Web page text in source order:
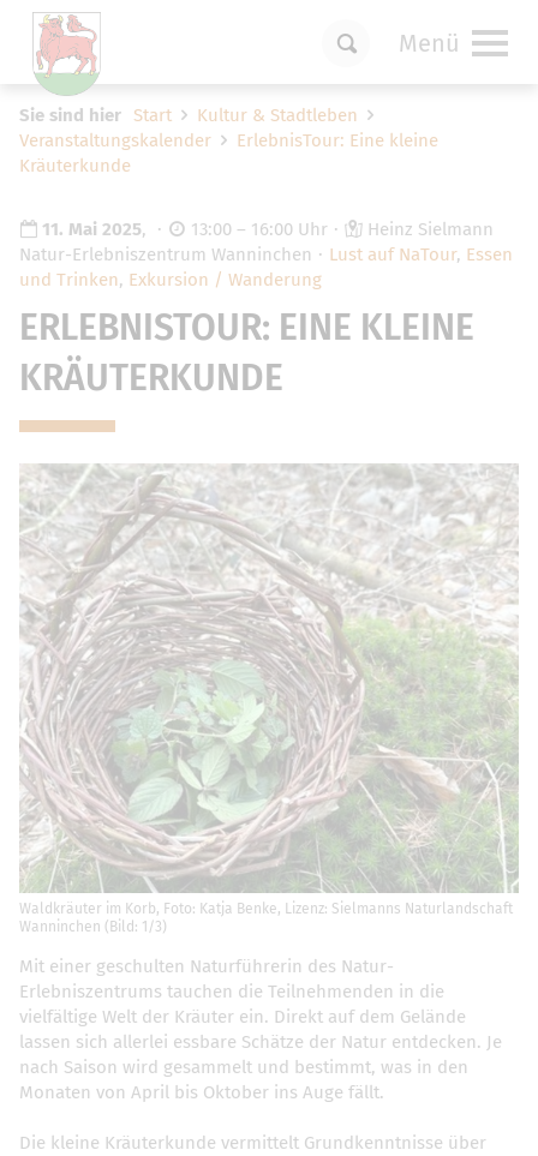
Menü
Sie sind hier Start
Kultur & Stadtleben
Veranstaltungskalender
ErlebnisTour: Eine kleine
Kräuterkunde
11. Mai 2025, 13:00 – 16:00 Uhr
Heinz Sielmann
Natur-Erlebniszentrum Wanninchen
Lust auf NaTour, Essen
und Trinken, Exkursion / Wanderung
ERLEBNISTOUR: EINE KLEINE
KRÄUTERKUNDE
Waldkräuter im Korb, Foto: Katja Benke, Lizenz: Sielmanns Naturlandschaft
Wanninchen (Bild: 1/3)
Mit einer geschulten Naturführerin des Natur-
Erlebniszentrums tauchen die Teilnehmenden in die
vielfältige Welt der Kräuter ein. Direkt auf dem Gelände
lassen sich allerlei essbare Schätze der Natur entdecken. Je
nach Saison wird gesammelt und bestimmt, was in den
Monaten von April bis Oktober ins Auge fällt.
Die kleine Kräuterkunde vermittelt Grundkenntnisse über
vornehmen zu können wird die Berechtigung
fürfunktionale Cookiesin den Cookie-
Cookie-Einstellungen